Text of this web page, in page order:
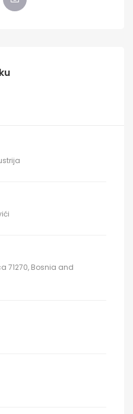
71270, Bosnia and